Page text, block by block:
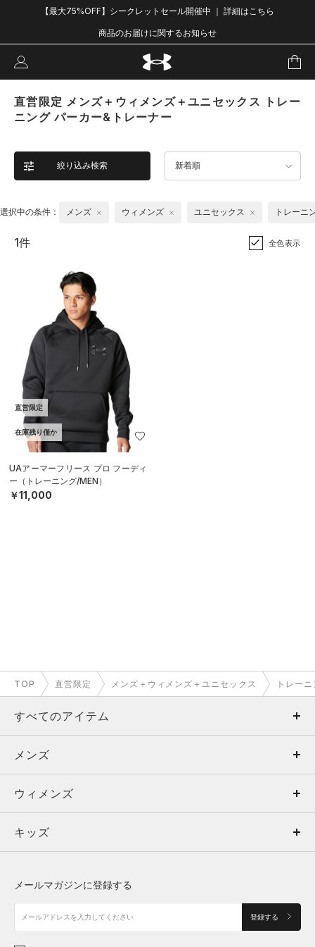
【最大75%OFF】シークレットセール開催中 ｜ 詳細はこちら
商品のお届けに関するお知らせ
直営限定 メンズ＋ウィメンズ＋ユニセックス トレー
ニング パーカー&トレーナー
絞り込み検索 新着順
選択中の条件： メンズ ウィメンズ ユニセックス トレーニ
1件 全色表示
直営限定
在庫残り僅か
UAアーマーフリース プロ フーディ
ー（トレーニング/MEN）
￥11,000
TOP 直営限定 メンズ＋ウィメンズ＋ユニセックス トレー
すべてのアイテム
メンズ
ウィメンズ
キッズ
アクセサリー
メンズ
トップス
ボトムス
アクセサリー
ウィメンズ
トップス
シューズ
キッズ
メールマガジンに登録する
登録する